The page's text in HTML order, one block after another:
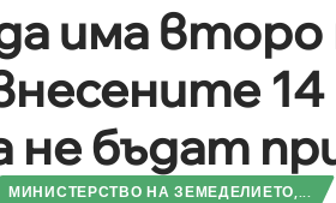
има
14
не бъдат
МИНИСТЕРСТВО НА ЗЕМЕДЕЛИЕТО,...